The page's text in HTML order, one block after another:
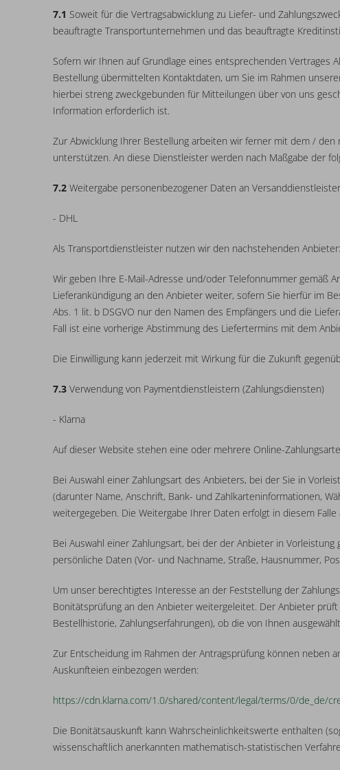
7.1 Soweit für die Vertragsabwicklung zu Liefer- und
beauftragte Transportunternehmen und das beauftragte
Sofern wir Ihnen auf Grundlage eines entsprechenden
Bestellung übermittelten Kontaktdaten, um Sie im Rahmen
hierbei streng zweckgebunden für Mitteilungen über von uns
Information erforderlich ist.
Zur Abwicklung Ihrer Bestellung arbeiten wir ferner mit dem /
unterstützen. An diese Dienstleister werden nach Maßgabe der
7.2 Weitergabe personenbezogener Daten an Versanddienstleister
- DHL
Als Transportdienstleister nutzen wir den nachstehenden
Wir geben Ihre E-Mail-Adresse und/oder Telefonnummer gemäß
Lieferankündigung an den Anbieter weiter, sofern Sie hierfür im
Abs. 1 lit. b DSGVO nur den Namen des Empfängers und die
Fall ist eine vorherige Abstimmung des Liefertermins mit dem
Die Einwilligung kann jederzeit mit Wirkung für die Zukunft
7.3 Verwendung von Paymentdienstleistern (Zahlungsdiensten)
- Klarna
Auf dieser Website stehen eine oder mehrere Online-
Bei Auswahl einer Zahlungsart des Anbieters, bei der Sie in
(darunter Name, Anschrift, Bank- und Zahlkarteninformationen,
weitergegeben. Die Weitergabe Ihrer Daten erfolgt in diesem
Bei Auswahl einer Zahlungsart, bei der der Anbieter in
persönliche Daten (Vor- und Nachname, Straße, Hausnummer,
Um unser berechtigtes Interesse an der Feststellung der
Bonitätsprüfung an den Anbieter weitergeleitet. Der Anbieter
Bestellhistorie, Zahlungserfahrungen), ob die von Ihnen
Zur Entscheidung im Rahmen der Antragsprüfung können neben
Auskunfteien einbezogen werden:
https://cdn.klarna.com/1.0/shared/content/legal/terms/0/de_de/
Die Bonitätsauskunft kann Wahrscheinlichkeitswerte enthalten
wissenschaftlich anerkannten mathematisch-statistischen